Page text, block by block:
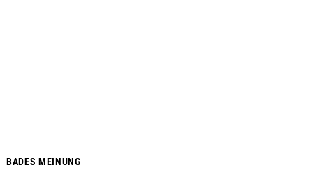
BADES MEINUNG